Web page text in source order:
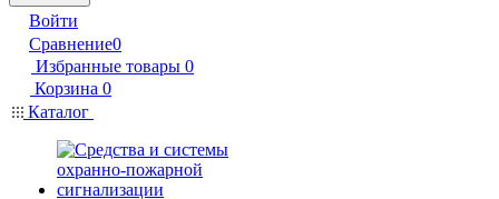
Войти
Сравнение0
Избранные товары 0
Корзина 0
Каталог